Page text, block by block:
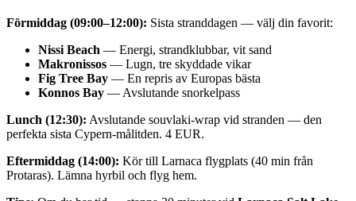
Förmiddag (09:00–12:00): Sista stranddagen — välj din favorit:
Nissi Beach — Energi, strandklubbar, vit sand
Makronissos — Lugn, tre skyddade vikar
Fig Tree Bay — En repris av Europas bästa
Konnos Bay — Avslutande snorkelpass
Lunch (12:30): Avslutande souvlaki-wrap vid stranden — den
perfekta sista Cypern-målitden. 4 EUR.
Eftermiddag (14:00): Kör till Larnaca flygplats (40 min från
Protaras). Lämna hyrbil och flyg hem.